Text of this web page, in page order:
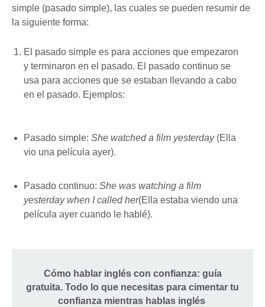
simple (pasado simple), las cuales se pueden resumir de
la siguiente forma:
El pasado simple es para acciones que empezaron
y terminaron en el pasado. El pasado continuo se
usa para acciones que se estaban llevando a cabo
en el pasado. Ejemplos:
Pasado simple: She watched a film yesterday (Ella
vio una película ayer).
Pasado continuo: She was watching a film
yesterday when I called her(Ella estaba viendo una
película ayer cuando le hablé).
Cómo hablar inglés con confianza: guía
gratuita. Todo lo que necesitas para cimentar tu
confianza mientras hablas inglés